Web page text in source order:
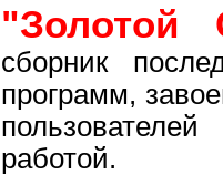
сборник
программ,
работой.